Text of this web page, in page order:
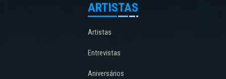
ARTISTAS
Artistas
Entrevistas
Aniversários